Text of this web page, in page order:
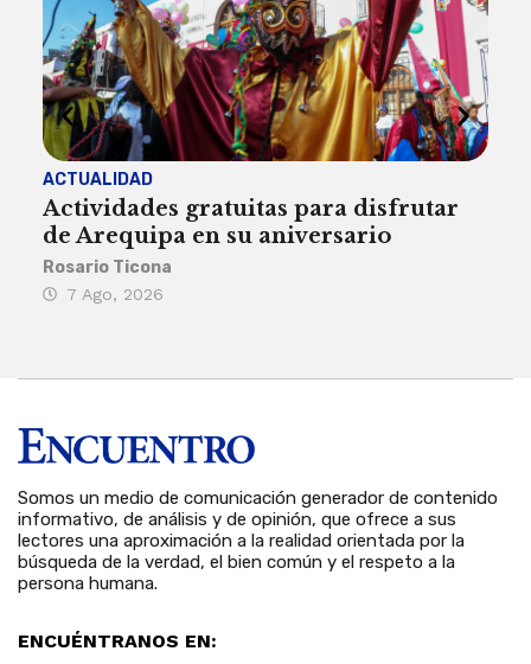
ACTUALIDAD
Actividades gratuitas para disfrutar
de Arequipa en su aniversario
Rosario Ticona
7 Ago, 2026
Somos un medio de comunicación generador de contenido
informativo, de análisis y de opinión, que ofrece a sus
lectores una aproximación a la realidad orientada por la
búsqueda de la verdad, el bien común y el respeto a la
persona humana.
ENCUÉNTRANOS EN: